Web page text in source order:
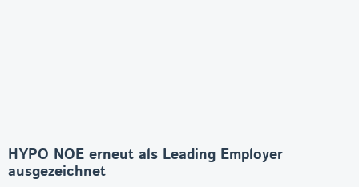
HYPO NOE erneut als Leading Employer
ausgezeichnet